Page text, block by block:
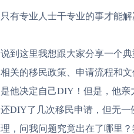
只有专业人士干专业的事才能
说到这里我想跟大家分享一个
相关的移民政策、申请流程和
是他决定自己DIY！但是，他
还DIY了几次移民申请，但无一
理，问我问题究竟出在了哪里